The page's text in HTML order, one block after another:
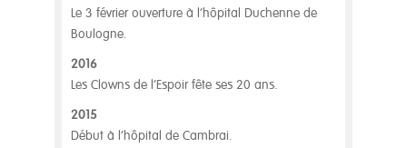
Le 3 février ouverture à l’hôpital Duchenne de
Boulogne.
2016
Les Clowns de l’Espoir fête ses 20 ans.
2015
Début à l’hôpital de Cambrai.